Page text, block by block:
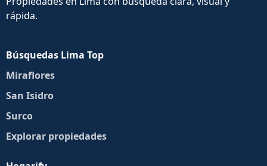
rápida.
Búsquedas Lima Top
Miraflores
San Isidro
Surco
Explorar propiedades